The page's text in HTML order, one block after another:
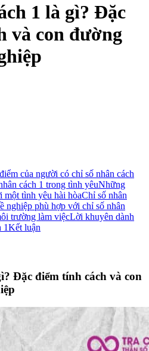
1 là gì? Đặc
và con đường
của người có chỉ số nhân cách
cách 1 trong tình yêuNhững
một tình yêu hài hòaChỉ số nhân
nghiệp phù hợp với chỉ số nhân
trường làm việcLời khuyên dành
1Kết luận
Đặc điểm tính cách và con